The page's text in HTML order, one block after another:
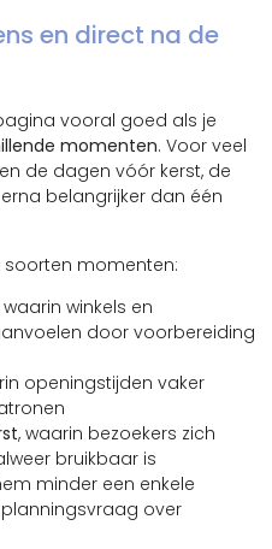
en direct na de
vooral goed als je
momenten. Voor veel
de dagen vóór kerst, de
belangrijker dan één
momenten:
waarin winkels en
door voorbereiding
openingstijden vaker
, waarin bezoekers zich
bruikbaar is
minder een enkele
over